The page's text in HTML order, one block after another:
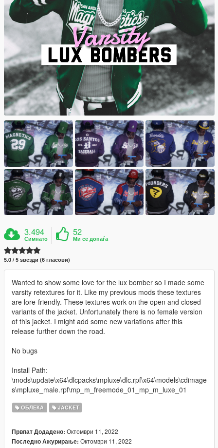
3.494
Симнато
52
Ми се допаѓа
5.0 / 5 ѕвезди (6 гласови)
Wanted to show some love for the lux bomber so I made some
varsity retextures for it. Like my previous mods these textures
are lore-friendly. These textures work on the open and closed
variants of the jacket. Unfortunately there is no female version
of this jacket. I might add some new variations after this
release further down the road.
No bugs
Install Path:
\mods\update\x64\dlcpacks\mpluxe\dlc.rpf\x64\models\cdimage
s\mpluxe_male.rpf\mp_m_freemode_01_mp_m_luxe_01
ОБЛЕКА JACKET
Првпат Додадено: Октомври 11, 2022
Последно Ажурирање: Октомври 11, 2022